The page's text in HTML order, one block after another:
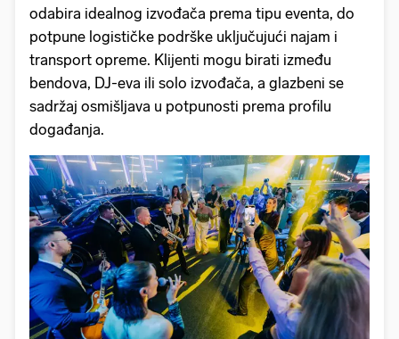
odabira idealnog izvođača prema tipu eventa, do
potpune logističke podrške uključujući najam i
transport opreme. Klijenti mogu birati između
bendova, DJ-eva ili solo izvođača, a glazbeni se
sadržaj osmišljava u potpunosti prema profilu
događanja.